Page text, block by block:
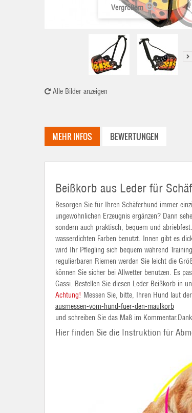
Vergrößern
Alle Bilder anzeigen
MEHR INFOS BEWERTUNGEN
Beißkorb aus Leder für
Besorgen Sie für Ihren Schäferhund immer
ungewöhnlichen Erzeugnis ergänzen? Dann
sondern auch praktisch, bequem und
wasserdichten Farben benutzt. Innen gibt es
wird Ihr Pflegling sich bequem während
regulierbaren Riemen werden Sie leicht die
können Sie sicher bei Allwetter benutzen. Es
Gassi. Bestellen Sie diesen Leder Beißkorb in
Achtung! Messen Sie, bitte, Ihren Hund laut
ausmessen-vom-hund-fuer-den-maulkorb
und schreiben Sie das Maß im
Hier finden Sie die Instruktion für